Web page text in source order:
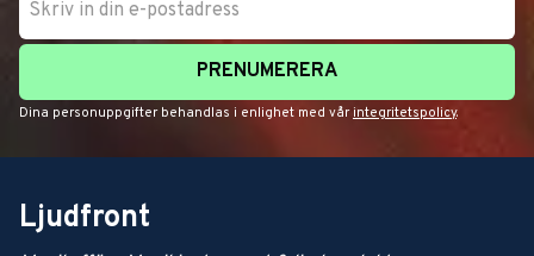
PRENUMERERA
Dina personuppgifter behandlas i enlighet med vår integritetspolicy.
Ljudfront